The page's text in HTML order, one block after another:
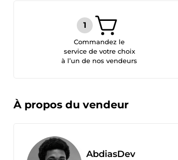
Commandez le
service de votre choix
à l’un de nos vendeurs
À propos du vendeur
AbdiasDev